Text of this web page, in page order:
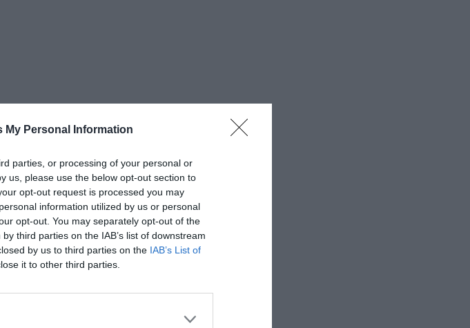
My Personal Information
parties, or processing of your personal or
us, please use the below opt-out section to
opt-out request is processed you may
information utilized by us or personal
opt-out. You may separately opt-out of the
third parties on the IAB’s list of downstream
by us to third parties on the IAB’s List of
it to other third parties.